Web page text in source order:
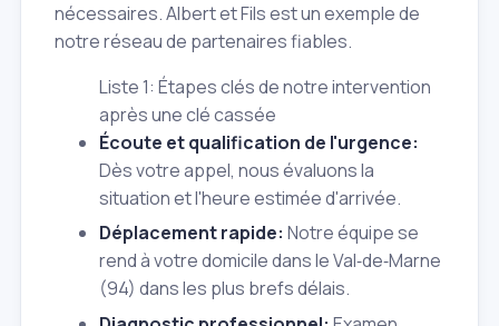
nécessaires. Albert et Fils est un exemple de
notre réseau de partenaires fiables.
Liste 1: Étapes clés de notre intervention
après une clé cassée
Écoute et qualification de l'urgence:
Dès votre appel, nous évaluons la
situation et l'heure estimée d'arrivée.
Déplacement rapide: Notre équipe se
rend à votre domicile dans le Val‑de‑Marne
(94) dans les plus brefs délais.